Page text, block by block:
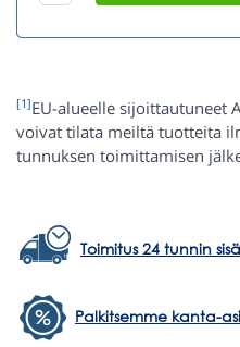
[1]EU-alueelle sijoittautuneet
voivat tilata meiltä tuotteita
tunnuksen toimittamisen
Toimitus 24 tunnin
Palkitsemme kanta-